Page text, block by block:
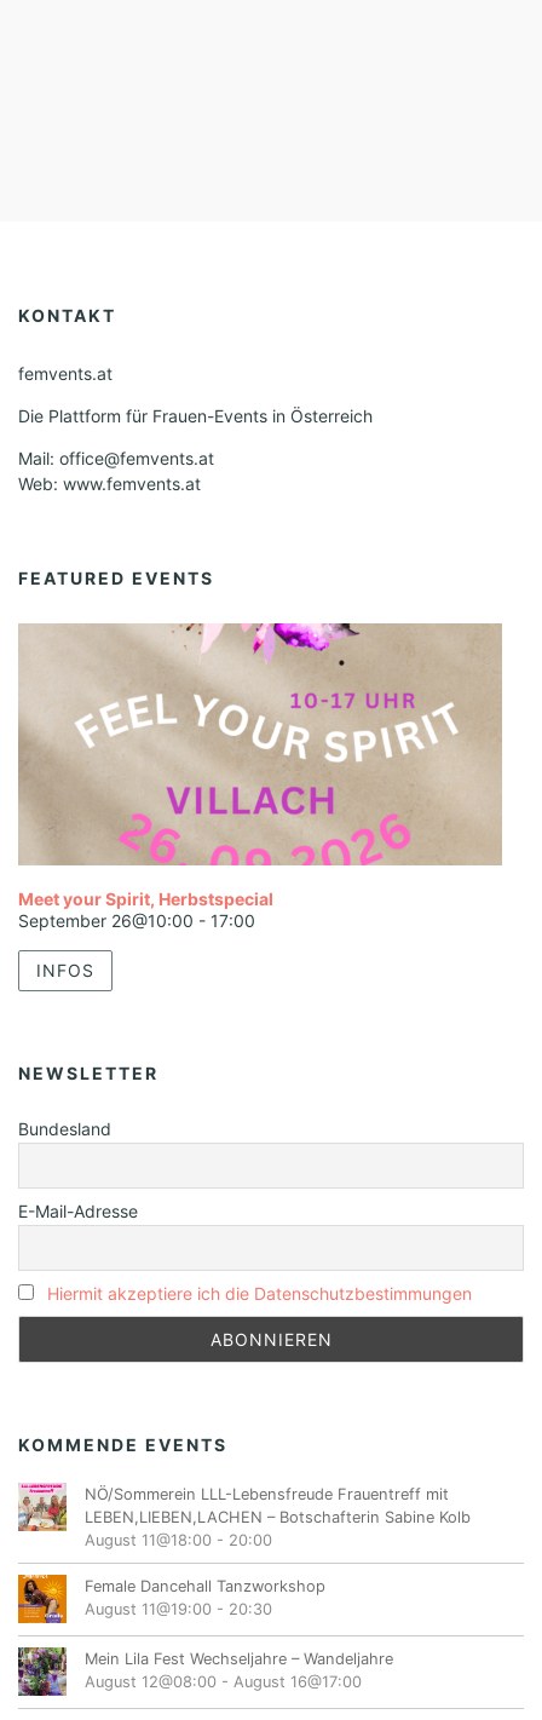
KONTAKT
femvents.at
Die Plattform für Frauen-Events in Österreich
Mail: office@femvents.at
Web: www.femvents.at
FEATURED EVENTS
Meet your Spirit, Herbstspecial
September 26@10:00 - 17:00
INFOS
NEWSLETTER
Bundesland
E-Mail-Adresse
Hiermit akzeptiere ich die Datenschutzbestimmungen
KOMMENDE EVENTS
NÖ/Sommerein LLL-Lebensfreude Frauentreff mit
LEBEN,LIEBEN,LACHEN – Botschafterin Sabine Kolb
August 11@18:00 - 20:00
Female Dancehall Tanzworkshop
August 11@19:00 - 20:30
Mein Lila Fest Wechseljahre – Wandeljahre
August 12@08:00 - August 16@17:00